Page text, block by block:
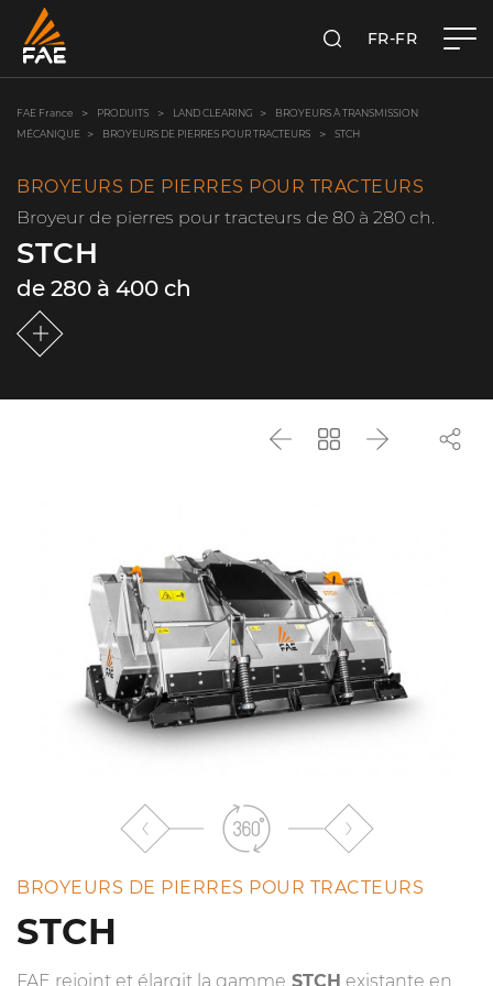
RECHERCHER
FR-FR
FAE France PRODUITS LAND CLEARING
BROYEURS À TRANSMISSION
MÉCANIQUE
BROYEURS DE PIERRES POUR TRACTEURS STCH
BROYEURS DE PIERRES POUR TRACTEURS
Broyeur de pierres pour tracteurs de 80 à 280 ch.
STCH
de 280 à 400 ch
PrécédentRevenirSuivant
BROYEURS DE PIERRES POUR TRACTEURS
STCH
FAE rejoint et élargit la gamme STCH existante en